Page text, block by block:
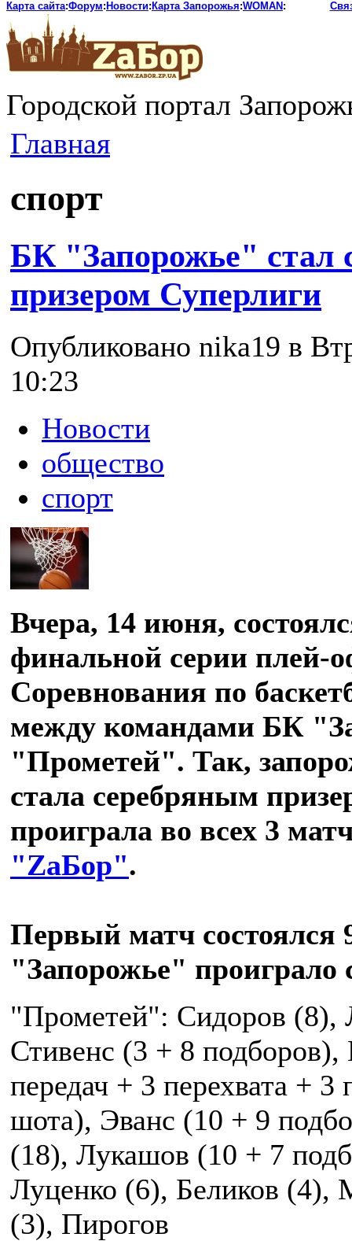
Карта сайта:Форум: Новости: Карта Запорожья:WOMAN :
Городской портал
Главная
спорт
БК "Запорожье" стал
призером Суперлиги
Опубликовано nika19 в
10:23
Новости
общество
спорт
Вчера, 14 июня,
финальной серии плей-
Соревнования по
между командами БК
"Прометей". Так,
стала серебряным
проиграла во всех 3
"ZаБор".
Первый матч состоялся
"Запорожье" проиграло
"Прометей": Сидоров (8),
Стивенс (3 + 8
передач + 3 перехвата + 3
шота), Эванс (10 + 9
(18), Лукашов (10 + 7
Луценко (6), Беликов (4),
(3), Пирогов